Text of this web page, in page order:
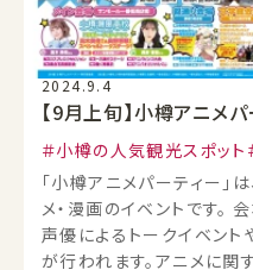
2024.9.4
【9月上旬】小樽アニメ
小樽の人気観光スポット
「小樽アニメパーティー」
メ・漫画のイベントです。
声優によるトークイベント
が行われます。アニメに